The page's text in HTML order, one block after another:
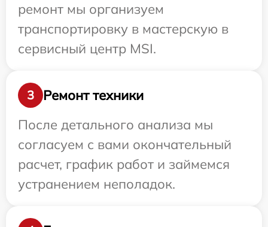
ремонт мы организуем
транспортировку в мастерскую в
сервисный центр MSI.
3
Ремонт техники
После детального анализа мы
согласуем с вами окончательный
расчет, график работ и займемся
устранением неполадок.